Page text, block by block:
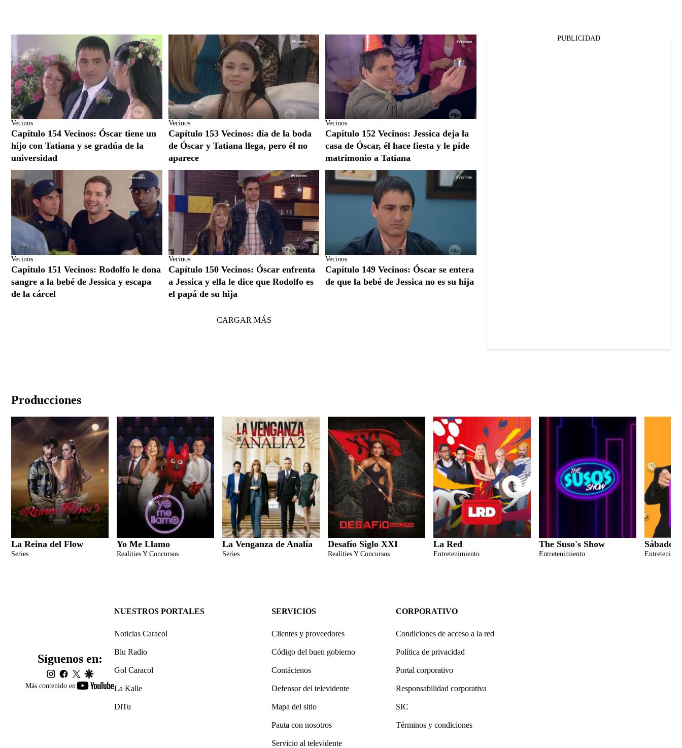
Vecinos
Capítulo 154 Vecinos: Óscar tiene un
hijo con Tatiana y se gradúa de la
universidad
Vecinos
Capítulo 153 Vecinos: día de la boda
de Óscar y Tatiana llega, pero él no
aparece
Vecinos
Capítulo 152 Vecinos: Jessica deja la
casa de Óscar, él hace fiesta y le pide
matrimonio a Tatiana
Vecinos
Capítulo 151 Vecinos: Rodolfo le dona
sangre a la bebé de Jessica y escapa
de la cárcel
Vecinos
Capítulo 150 Vecinos: Óscar enfrenta
a Jessica y ella le dice que Rodolfo es
el papá de su hija
Vecinos
Capítulo 149 Vecinos: Óscar se entera
de que la bebé de Jessica no es su hija
CARGAR MÁS
PUBLICIDAD
Producciones
La Reina del Flow
Series
Yo Me Llamo
Realities Y Concursos
La Venganza de Analía
Series
Desafío Siglo XXI
Realities Y Concursos
La Red
Entretenimiento
The Suso's Show
Entretenimiento
Sábados
Más contenido en
youtube-
Síguenos en:
instagram
facebook
twittergoogle
NUESTROS PORTALES
Noticias Caracol
Blu Radio
Gol Caracol
La Kalle
DiTu
SERVICIOS
Clientes y proveedores
Código del buen gobierno
Contáctenos
Defensor del televidente
Mapa del sitio
Pauta con nosotros
Servicio al televidente
CORPORATIVO
Condiciones de acceso a la red
Política de privacidad
Portal corporativo
Responsabilidad corporativa
SIC
Términos y condiciones